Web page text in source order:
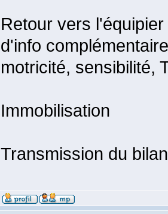
Retour vers
d'info
motricité, sensibilité,
Immobilisation
Transmission du